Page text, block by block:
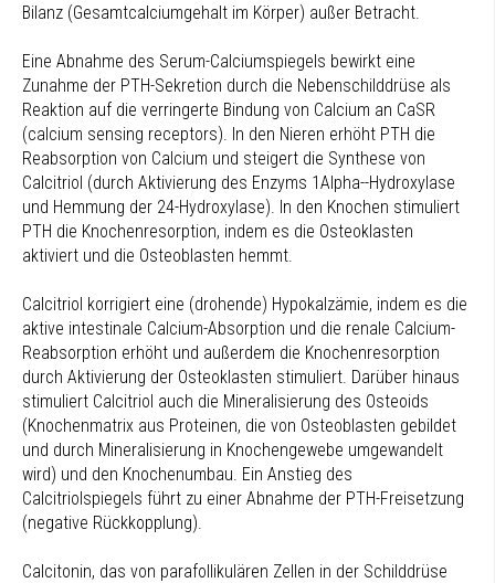
Bilanz (Gesamtcalciumgehalt im Körper) außer Betracht.
Eine Abnahme des Serum-Calciumspiegels bewirkt eine
Zunahme der PTH-Sekretion durch die Nebenschilddrüse als
Reaktion auf die verringerte Bindung von Calcium an CaSR
(calcium sensing receptors). In den Nieren erhöht PTH die
Reabsorption von Calcium und steigert die Synthese von
Calcitriol (durch Aktivierung des Enzyms 1Alpha--Hydroxylase
und Hemmung der 24-Hydroxylase). In den Knochen stimuliert
PTH die Knochenresorption, indem es die Osteoklasten
aktiviert und die Osteoblasten hemmt.
Calcitriol korrigiert eine (drohende) Hypokalzämie, indem es die
aktive intestinale Calcium-Absorption und die renale Calcium-
Reabsorption erhöht und außerdem die Knochenresorption
durch Aktivierung der Osteoklasten stimuliert. Darüber hinaus
stimuliert Calcitriol auch die Mineralisierung des Osteoids
(Knochenmatrix aus Proteinen, die von Osteoblasten gebildet
und durch Mineralisierung in Knochengewebe umgewandelt
wird) und den Knochenumbau. Ein Anstieg des
Calcitriolspiegels führt zu einer Abnahme der PTH-Freisetzung
(negative Rückkopplung).
Calcitonin, das von parafollikulären Zellen in der Schilddrüse